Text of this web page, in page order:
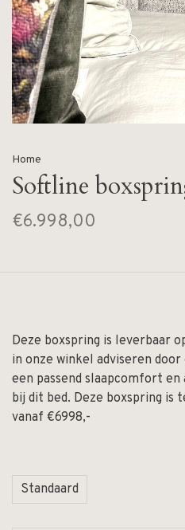
Home
Softline
€6.998,00
Deze boxspring is leverbaar
in onze winkel adviseren
een passend slaapcomfort
bij dit bed. Deze boxspring is
vanaf €6998,-
Standaard